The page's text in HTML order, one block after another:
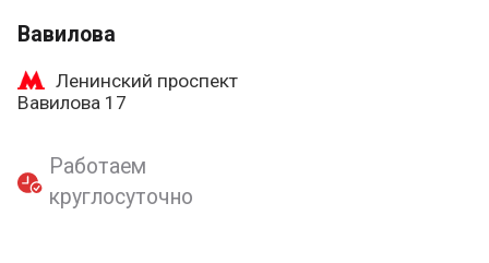
Вавилова
Ленинский проспект
Вавилова 17
Работаем
круглосуточно